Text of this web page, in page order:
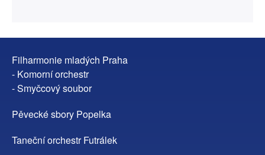
Filharmonie mladých Praha
- Komorní orchestr
- Smyčcový soubor
Pěvecké sbory Popelka
Taneční orchestr Futrálek